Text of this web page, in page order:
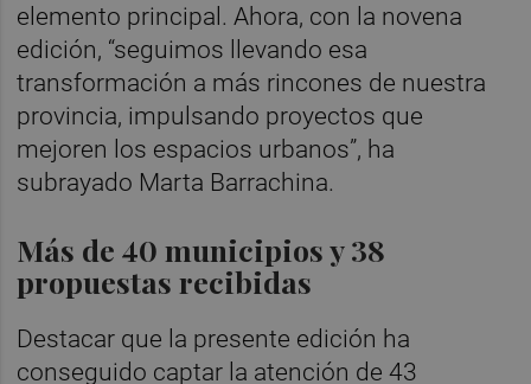
elemento principal. Ahora, con la novena
edición, “seguimos llevando esa
transformación a más rincones de nuestra
provincia, impulsando proyectos que
mejoren los espacios urbanos”, ha
subrayado Marta Barrachina.
Más de 40 municipios y 38
propuestas recibidas
Destacar que la presente edición ha
conseguido captar la atención de 43